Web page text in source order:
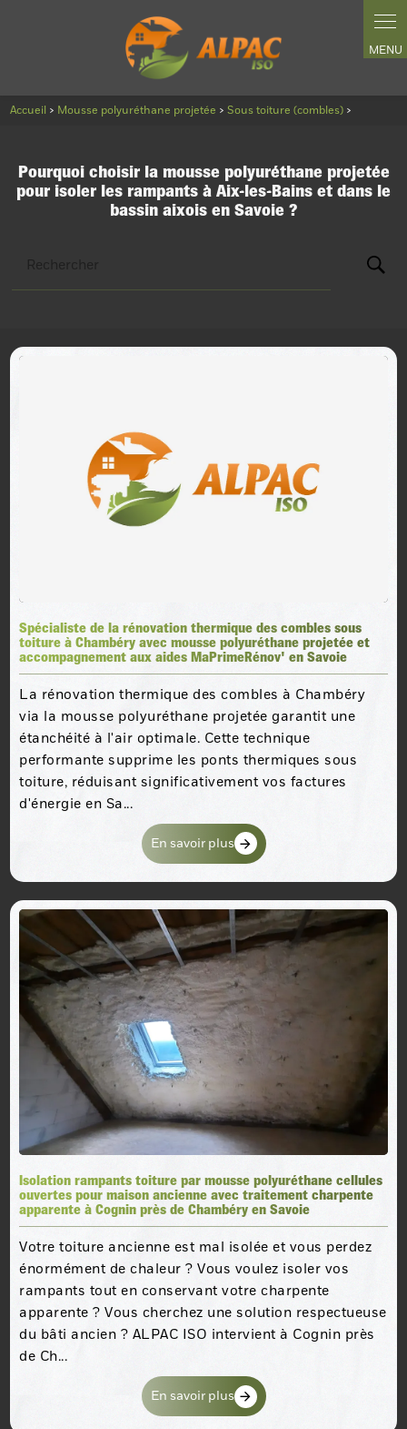
Accueil > Mousse polyuréthane projetée >Sous toiture (combles) >
Pourquoi choisir la mousse polyuréthane projetée
pour isoler les rampants à Aix-les-Bains et dans le
bassin aixois en Savoie ?
Spécialiste de la rénovation thermique des combles sous
toiture à Chambéry avec mousse polyuréthane projetée et
accompagnement aux aides MaPrimeRénov' en Savoie
La rénovation thermique des combles à Chambéry
via la mousse polyuréthane projetée garantit une
étanchéité à l'air optimale. Cette technique
performante supprime les ponts thermiques sous
toiture, réduisant significativement vos factures
d'énergie en Sa...
En savoir plus
Isolation rampants toiture par mousse polyuréthane cellules
ouvertes pour maison ancienne avec traitement charpente
apparente à Cognin près de Chambéry en Savoie
Votre toiture ancienne est mal isolée et vous perdez
énormément de chaleur ? Vous voulez isoler vos
rampants tout en conservant votre charpente
apparente ? Vous cherchez une solution respectueuse
du bâti ancien ? ALPAC ISO intervient à Cognin près
de Ch...
En savoir plus